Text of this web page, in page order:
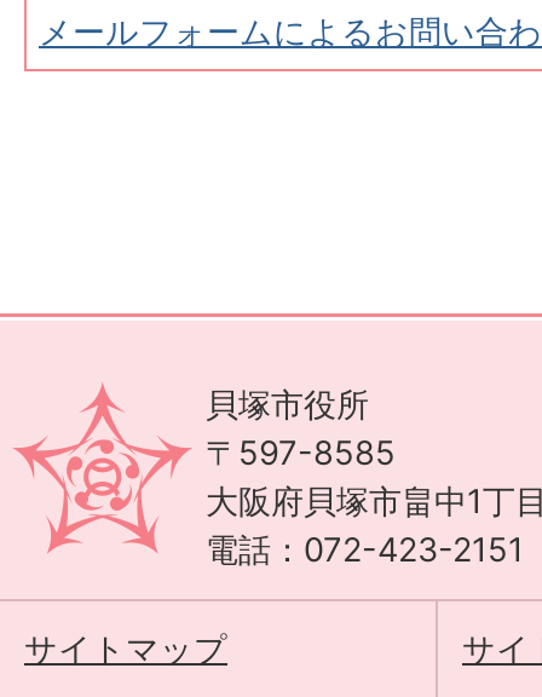
メールフォームによるお問い合
貝塚市役所
〒597-8585
大阪府貝塚市畠中1丁
電話：072-423-2151
サイトマップ サイ